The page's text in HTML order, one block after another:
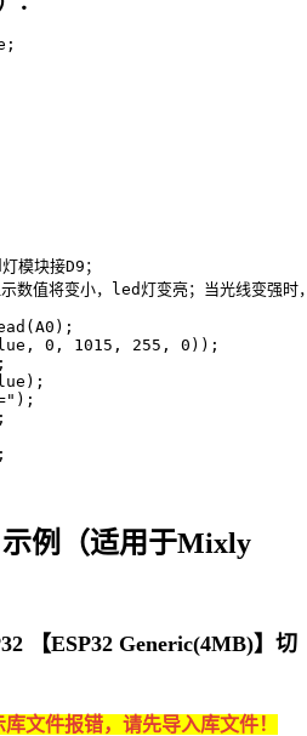
模块接D9；
数值将变小，led灯变亮；当光线变强时
0, 1015, 255, 0));
示例（适用于Mixly
【ESP32 Generic(4MB)】切
文件报错，请先导入库文件！